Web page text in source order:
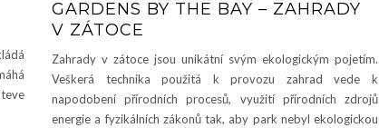
GARDENS BY THE BAY – ZAHRADY
V ZÁTOCE
Zahrady v zátoce jsou unikátní svým ekologickým pojetím.
Veškerá technika použitá k provozu zahrad vede k
napodobení přírodních procesů, využití přírodních zdrojů
energie a fyzikálních zákonů tak, aby park nebyl ekologickou